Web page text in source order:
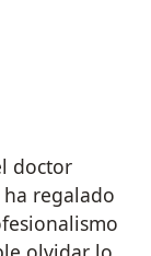
doctor
regalado